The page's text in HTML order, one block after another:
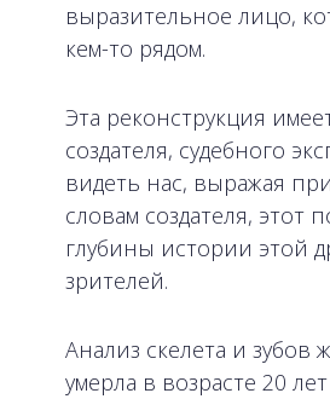
выразительное лицо,
кем-то рядом.
Эта реконструкция
создателя, судебного
видеть нас, выражая
словам создателя, этот
глубины истории этой
зрителей.
Анализ скелета и
умерла в возрасте 20